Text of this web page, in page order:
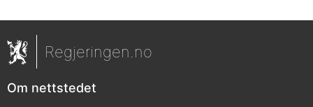
Regjeringen.no
Om nettstedet